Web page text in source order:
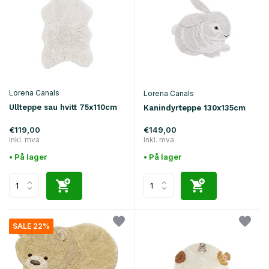
Lorena Canals
Ullteppe sau hvitt 75x110cm
€119,00
Inkl. mva
• På lager
Lorena Canals
Kanindyrteppe 130x135cm
€149,00
Inkl. mva
• På lager
SALE 22%